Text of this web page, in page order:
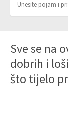
Sve se na
dobrih i
što tijelo